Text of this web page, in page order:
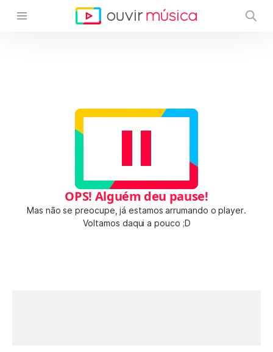
OPS! Alguém deu pause!
Mas não se preocupe, já estamos arrumando o player.
Voltamos daqui a pouco ;D